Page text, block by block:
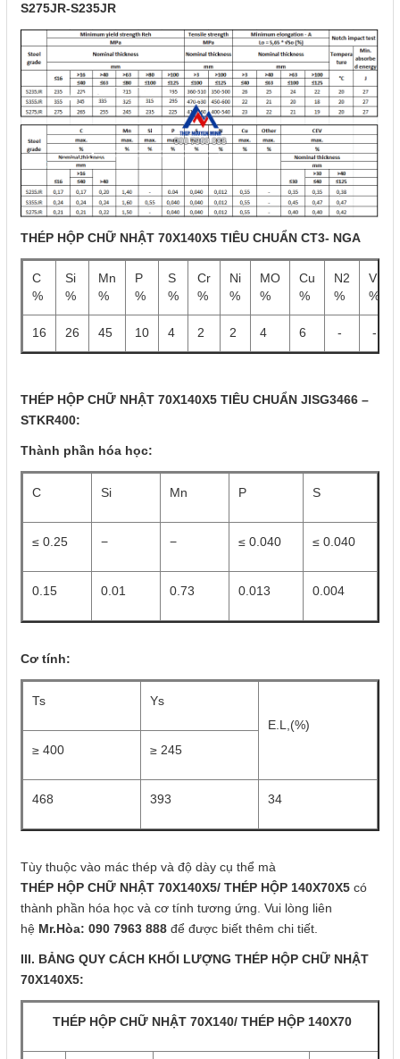
S275JR-S235JR
THÉP HỘP CHỮ NHẬT 70X140X5 TIÊU CHUẨN CT3- NGA
C
%
Si
%
Mn
%
P
%
S
%
Cr
%
Ni
%
MO
%
Cu
%
N2
%
V
%
16 26 45 10 4 2 2 4 6 - -
THÉP HỘP CHỮ NHẬT 70X140X5 TIÊU CHUẨN JISG3466 –
STKR400:
Thành phần hóa học:
C Si Mn P S
≤ 0.25 − − ≤ 0.040 ≤ 0.040
0.15 0.01 0.73 0.013 0.004
Cơ tính:
Ts
Ys
E.L,(%)
≥ 400
≥ 245
468 393 34
Tùy thuộc vào mác thép và độ dày cụ thể mà
THÉP HỘP CHỮ NHẬT 70X140X5/ THÉP HỘP 140X70X5 có
thành phần hóa học và cơ tính tương ứng. Vui lòng liên
hệ Mr.Hòa: 090 7963 888 để được biết thêm chi tiết.
III. BẢNG QUY CÁCH KHỐI LƯỢNG THÉP HỘP CHỮ NHẬT
70X140X5:
THÉP HỘP CHỮ NHẬT 70X140/ THÉP HỘP 140X70